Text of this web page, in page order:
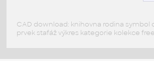
CAD download: knihovna rodina symbol
prvek stafáž výkres kategorie kolekce